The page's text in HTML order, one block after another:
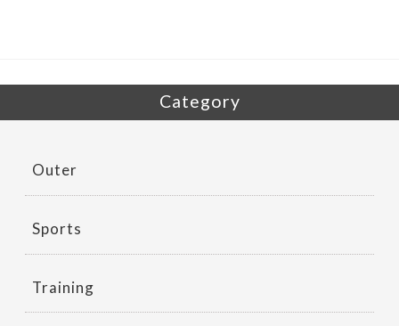
Category
Outer
Sports
Training